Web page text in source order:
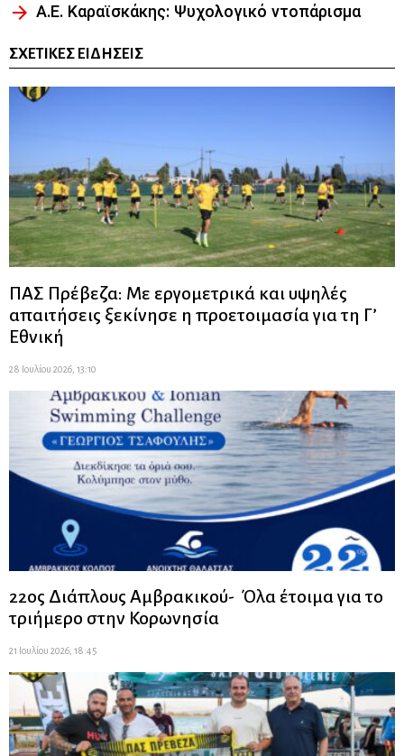
Α.Ε. Καραϊσκάκης: Ψυχολογικό ντοπάρισμα
ΣΧΕΤΙΚΈΣ ΕΙΔΉΣΕΙΣ
ΠΑΣ Πρέβεζα: Με εργομετρικά και υψηλές
απαιτήσεις ξεκίνησε η προετοιμασία για τη Γ’
Εθνική
28 Ιουλίου 2026, 13:10
22ος Διάπλους Αμβρακικού- Όλα έτοιμα για το
τριήμερο στην Κορωνησία
21 Ιουλίου 2026, 18:45